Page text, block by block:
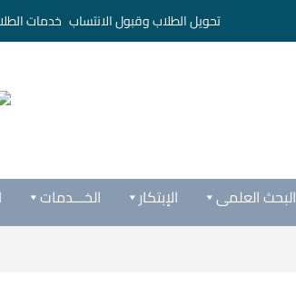
تحويل الطلاب وقبول الانتساب خدمات
الخـــدمات الإبتكار البحث العلمى